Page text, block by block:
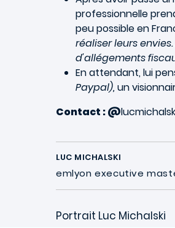
professionnelle
peu possible en
réaliser leurs
d'allégements
En attendant, lui
Paypal), un
Contact : @
LUC MICHALSKI
emlyon executive
Portrait Luc Michalski